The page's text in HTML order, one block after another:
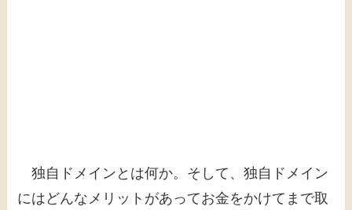
独自ドメインとは何か。そして、独自ドメイン
にはどんなメリットがあってお金をかけてまで取